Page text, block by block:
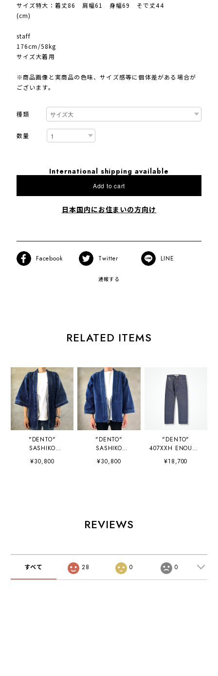
サイズ特大：着丈86 肩幅61 身幅69 そで丈44
(cm)
staff
176cm/58kg
サイズ大着用
※商品画像と実商品の色味、サイズ感等に個体差がある場合が
ございます。
種類
数量
International shipping available
Add to cart
日本国内にお住まいの方向け
Facebook Twitter LINE
通報する
RELATED ITEMS
"DENTO"
SASHIKO
KIMONO JACKET
［SHORT
¥30,800
"DENTO"
SASHIKO
KIMONO JACKET
［LONG
¥30,800
"DENTO"
407XXH ENOUGH
WASHI DENIM
OW
¥18,700
REVIEWS
すべて 28 0 0